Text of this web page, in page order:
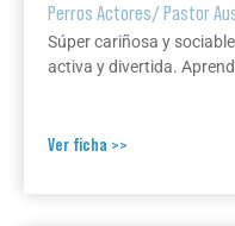
Perros Actores/Pastor
Súper cariñosa y
activa y divertida.
Ver ficha >>